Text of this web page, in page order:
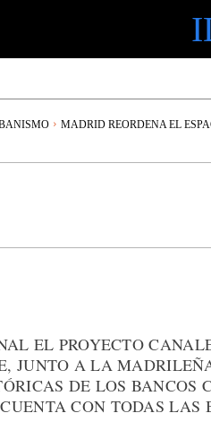
MADRID REORDENA EL
EL PROYECTO
JUNTO A LA
DE LOS BANCOS
CON TODAS LAS